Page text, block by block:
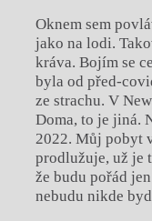
Oknem sem
jako na lodi.
kráva. Bojím se
byla od před-
ze strachu. V
Doma, to je jiná.
2022. Můj pobyt
prodlužuje, už je
že budu pořád
nebudu nikde